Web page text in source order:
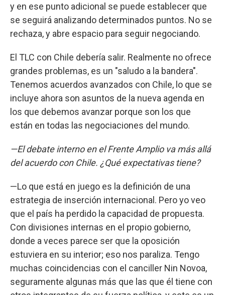
y en ese punto adicional se puede establecer que
se seguirá analizando determinados puntos. No se
rechaza, y abre espacio para seguir negociando.
El TLC con Chile debería salir. Realmente no ofrece
grandes problemas, es un "saludo a la bandera".
Tenemos acuerdos avanzados con Chile, lo que se
incluye ahora son asuntos de la nueva agenda en
los que debemos avanzar porque son los que
están en todas las negociaciones del mundo.
—El debate interno en el Frente Amplio va más allá
del acuerdo con Chile. ¿Qué expectativas tiene?
—Lo que está en juego es la definición de una
estrategia de inserción internacional. Pero yo veo
que el país ha perdido la capacidad de propuesta.
Con divisiones internas en el propio gobierno,
donde a veces parece ser que la oposición
estuviera en su interior; eso nos paraliza. Tengo
muchas coincidencias con el canciller Nin Novoa,
seguramente algunas más que las que él tiene con